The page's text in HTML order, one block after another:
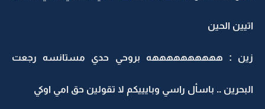
اتيين الحين
زين : ههههههههههه بروحي حدي مستانسه رجعت
البحرين .. باسأل راسي وبايييكم لا تقولين حق امي اوكي